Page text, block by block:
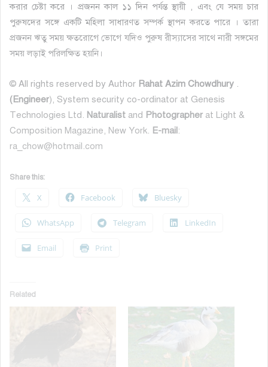
করার চেষ্টা করে । প্রজনন কাল ১১ দিন পর্যন্ত স্থায়ী , এবং যে সময় চার
পুরুষদের সঙ্গে একটি মহিলা সাধারণত সম্পর্ক স্থাপন করতে পারে । তারা
প্রজনন ঋতু সময় ক্ষতরোগে ভোগে যদিও পুরুষ রীস্যাসের সাথে নারী সঙ্গমের
সময় লড়াই পরিলক্ষিত হয়নি।
© All rights reserved by Author Rahat Azim Chowdhury .
(Engineer), System security co-ordinator at Genesis
Technologies Ltd. Naturalist and Photographer at Light &
Composition Magazine, New York. E-mail:
ra_chow@hotmail.com
Share this:
X Facebook Bluesky
WhatsApp Telegram LinkedIn
Email Print
Related